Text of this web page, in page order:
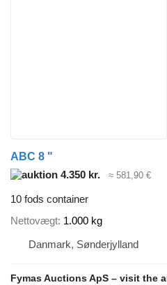
ABC 8 "
4.350 kr.
≈ 581,90 €
10 fods container
Nettovægt 1.000 kg
Danmark, Sønderjylland